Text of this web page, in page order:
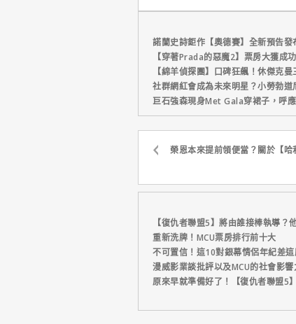
表！
諾蘭史詩鉅作【奧德賽】全新預告
【穿著Prada的惡魔2】票房大獲成
【綿羊偵探團】口碑狂飆！休傑克
社群網紅會成為未來明星？小勞勃道
巨石強森現身Met Gala穿裙子，呼
榮恩本來提前領便當？關於【哈
【復仇者聯盟5】將由誰接棒執導？
重新洗牌！MCU票房排行前十大
不可置信！這10對銀幕情侶年紀差這
漫威影業談批評以及MCU的社會影響
原來早就準備好了！【復仇者聯盟5